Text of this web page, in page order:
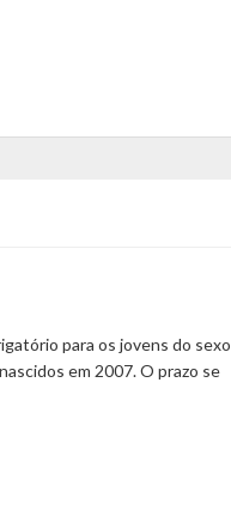
para os jovens do sexo
em 2007. O prazo se